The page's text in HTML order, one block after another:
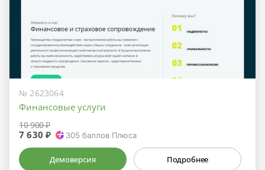
№ 2623064
Финансовые услуги
10 900 ₽
7 630 ₽ 305 баллов Плюса
Демоверсия Подробнее